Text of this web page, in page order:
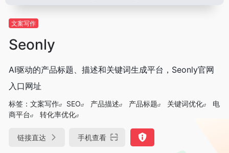
文案写作
Seonly
AI驱动的产品标题、描述和关键词生成平台，Seonly官网
入口网址
标签： 文案写作 SEO 产品描述 产品标题 关键词优化
电
商平台
转化率优化
链接直达 手机查看